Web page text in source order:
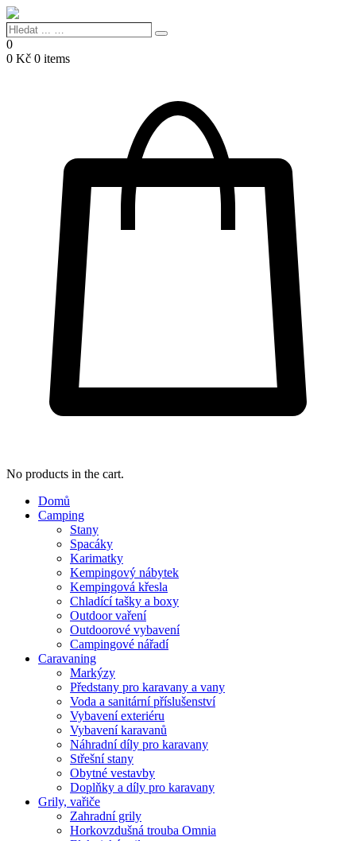
Hledat
...
…
Search
0
0 Kč 0 items
No products in the cart.
Domů
Camping
Stany
Spacáky
Karimatky
Kempingový nábytek
Kempingová křesla
Chladící tašky a boxy
Outdoor vaření
Outdoorové vybavení
Campingové nářadí
Caravaning
Markýzy
Předstany pro karavany a vany
Voda a sanitární příslušenství
Vybavení exteriéru
Vybavení karavanů
Náhradní díly pro karavany
Střešní stany
Obytné vestavby
Doplňky a díly pro karavany
Grily, vařiče
Zahradní grily
Horkovzdušná trouba Omnia